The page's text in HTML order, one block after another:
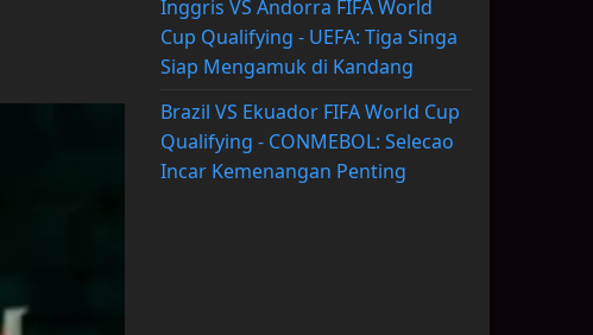
Inggris VS Andorra FIFA World
Cup Qualifying - UEFA: Tiga Singa
Siap Mengamuk di Kandang
Brazil VS Ekuador FIFA World Cup
Qualifying - CONMEBOL: Selecao
Incar Kemenangan Penting